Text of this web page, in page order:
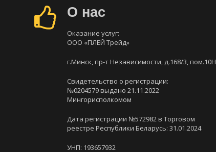
О нас
Оказание услуг:
ООО «ПЛЕЙ Трейд»
г.Минск, пр-т Независимости, д.168/3, пом.10Н
Свидетельство о регистрации:
№0204579 выдано 21.11.2022
Мингорисполкомом
Дата регистрации №572982 в Торговом
реестре Республики Беларусь: 31.01.2024
УНП: 193657932